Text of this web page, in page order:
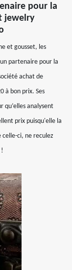
pour la
jewelry
et gousset, les
partenaire pour la
achat de
à bon prix. Ses
qu’elles analysent
prix puisqu'elle la
ci, ne reculez